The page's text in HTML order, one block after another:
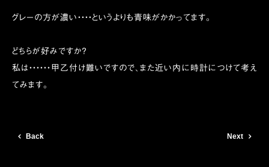
グレーの方が濃い・・・・というよりも青味がかかってます。
どちらが好みですか？
私は・・・・・・甲乙付け難いですので、また近い内に時計につけて考え
てみます。
Back Next